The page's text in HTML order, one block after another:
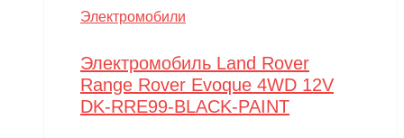
Электромобили
Электромобиль Land Rover
Range Rover Evoque 4WD 12V
DK-RRE99-BLACK-PAINT